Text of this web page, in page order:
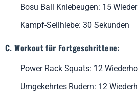
Bosu Ball Kniebeugen: 15
Kampf-Seilhiebe: 30 Sekunden
C. Workout für Fortgeschrittene:
Power Rack Squats: 12
Umgekehrtes Rudern: 12